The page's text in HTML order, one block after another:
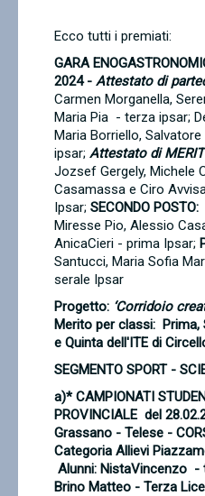
Ecco tutti i premiati:
GARA
2024- Attestato di
Carmen Morganella,
Maria Pia - terza ipsar;
Maria Borriello,
ipsar; Attestato di
Jozsef Gergely, Michele
Casamassa e Ciro
Ipsar; SECONDO POSTO:
Miresse Pio, Alessio
AnicaCieri - prima Ipsar;
Santucci, Maria Sofia
serale Ipsar
Progetto: ‘Corridoio
Merito per classi: Prima,
e Quinta dell'ITE di
SEGMENTO SPORT -
a)* CAMPIONATI
PROVINCIALE del
Grassano - Telese -
Categoria Allievi
Alunni: NistaVincenzo -
Brino Matteo - Terza